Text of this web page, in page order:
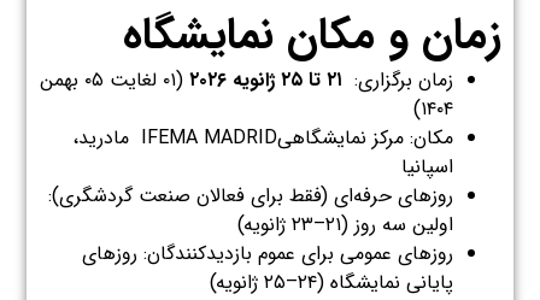
زمان و مکان نمایشگاه
زمان برگزاری: ۲۱ تا۲۵ژانویه۲۰۲۶
(۰۱ لغایت ۰۵ بهمن
۱۴۰۴)
مکان: مرکز نمایشگاهیIFEMA MADRID مادرید،
اسپانیا
روزهای حرفه‌ای (فقط برای فعالان صنعت گردشگری):
اولین سه روز (۲۱–۲۳ ژانویه)
روزهای عمومی برای عموم بازدیدکنندگان: روزهای
پایانی نمایشگاه (۲۴–۲۵ ژانویه)